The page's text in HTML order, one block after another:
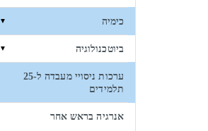
כימיה ▼
ביוטכנולוגיה ▼
ערכות ניסויי מעבדה ל-25
תלמידים
אנרגיה בראש אחר